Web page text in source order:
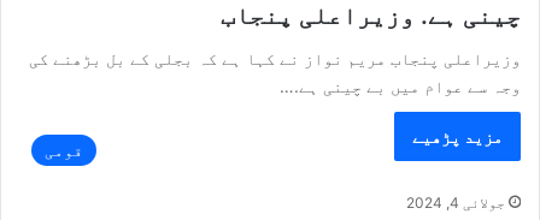
چینی ہے. وزیراعلی پنجاب
وزیراعلی پنجاب مریم نواز نے کہا ہے کہ بجلی کے بل بڑھنے کی
وجہ سے عوام میں بے چینی ہے.…
مزید پڑھیے
قومی
جولائی 4, 2024